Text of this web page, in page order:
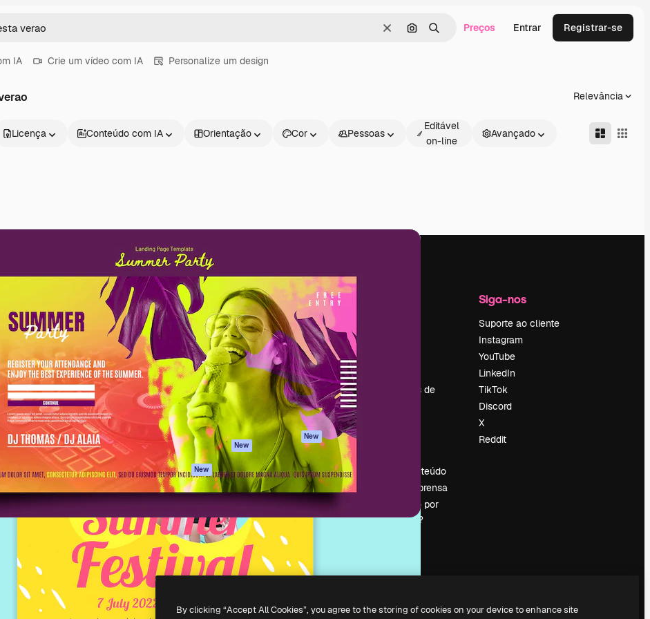
LimparPesquisar por imagem
BuscarPreços Entrar Registrar-se
IA Crie um vídeo com IA Personalize um design
Relevância
Licença Conteúdo com IA Orientação Cor Pessoas
Editável
on-line
Avançado
criativa para você direcionar
trabalho. Mais de 1 milhão de
entre criativos, empresas,
e estúdios.
Produtos
Spaces
Assistente de IA
Gerador de
imagens
Gerador de vídeos
Texto para voz
Conteúdo de stock
MCP para
Claude/ChatGPT
New
Agentes New
API
App móvel
Todas as
ferramentas
Começar
Academy
Documentação
Atendimento
Termos e
condições
Política de
privacidade
Originais
New
Política de cookies
Central de
confiabilidade
Afiliados
Empresas
Tendências de
Vender conteúdo
Sala de imprensa
Procurando por
magnific.ai?
Siga-nos
Suporte ao cliente
Instagram
YouTube
LinkedIn
TikTok
Discord
X
Reddit
2026 Freepik Company S.L.U. Todos os direitos reservados.
By clicking “Accept All Cookies”, you agree to the storing of cookies on your device to enhance site